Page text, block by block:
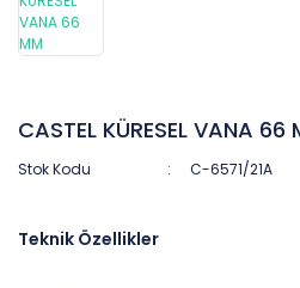
CASTEL KÜRESEL VANA 66
Stok Kodu C-6571/21A
Teknik Özellikler